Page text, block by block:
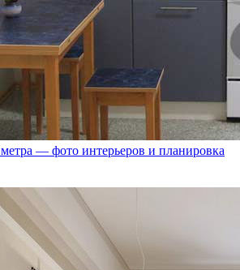
— фото интерьеров и планировка